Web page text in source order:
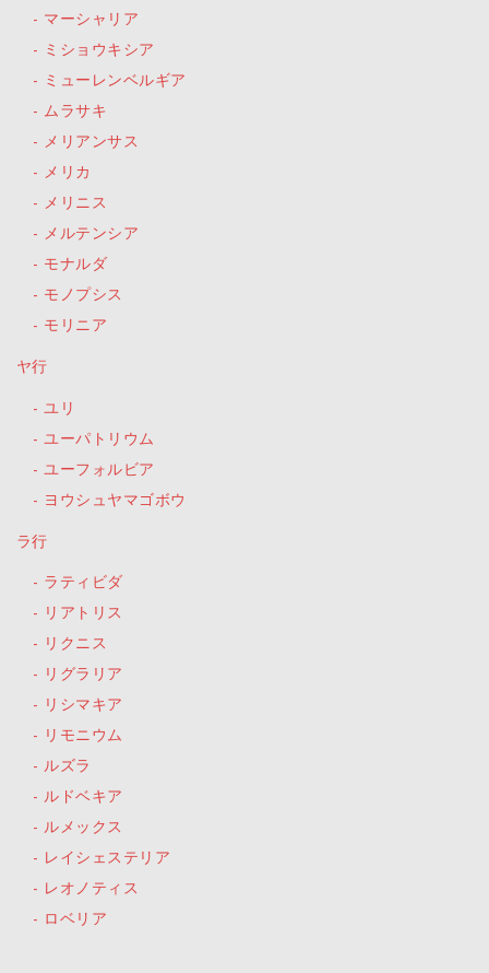
マーシャリア
ミショウキシア
ミューレンベルギア
ムラサキ
メリアンサス
メリカ
メリニス
メルテンシア
モナルダ
モノプシス
モリニア
ヤ行
ユリ
ユーパトリウム
ユーフォルビア
ヨウシュヤマゴボウ
ラ行
ラティビダ
リアトリス
リクニス
リグラリア
リシマキア
リモニウム
ルズラ
ルドベキア
ルメックス
レイシェステリア
レオノティス
ロベリア